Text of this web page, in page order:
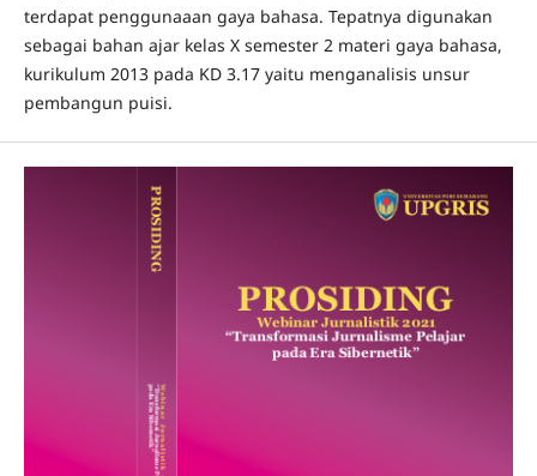
terdapat penggunaaan gaya bahasa. Tepatnya digunakan
sebagai bahan ajar kelas X semester 2 materi gaya bahasa,
kurikulum 2013 pada KD 3.17 yaitu menganalisis unsur
pembangun puisi.